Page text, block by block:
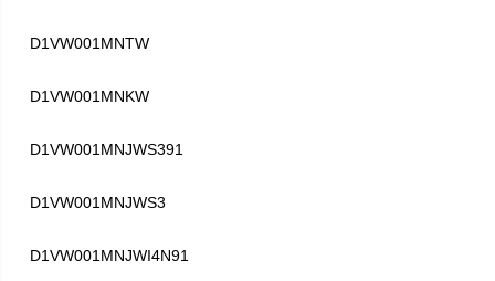
D1VW001MNTW
D1VW001MNKW
D1VW001MNJWS391
D1VW001MNJWS3
D1VW001MNJWI4N91